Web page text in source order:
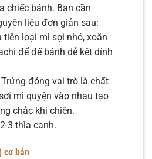
chiếc bánh. Bạn cần
liệu đơn giản sau:
loại mì sợi nhỏ, xoăn
để đế bánh dễ kết dính
đóng vai trò là chất
mì quyện vào nhau tạo
chắc khi chiên.
3 thìa canh.
cơ bản